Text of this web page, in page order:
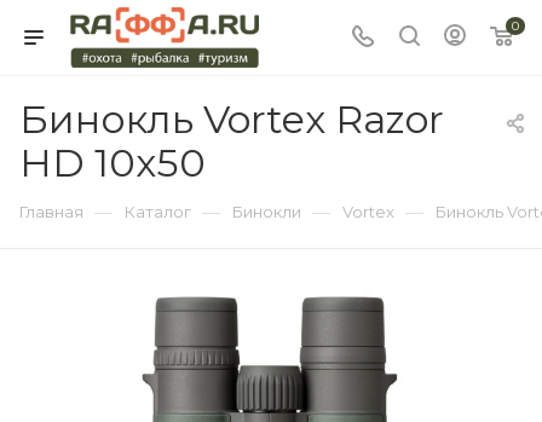
0
Бинокль Vortex Razor
HD 10x50
Главная — Каталог — Бинокли — Vortex — Бинокль